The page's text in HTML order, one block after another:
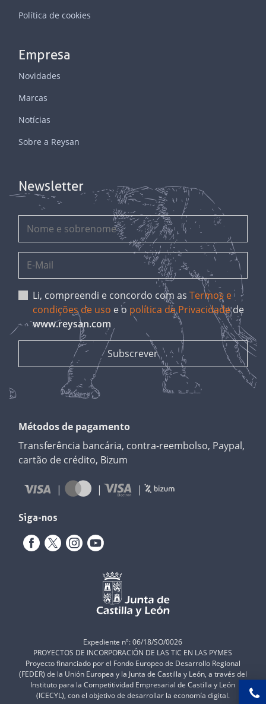
Política de cookies
Empresa
Novidades
Marcas
Notícias
Sobre a Reysan
Newsletter
Li, compreendi e concordo com asTermos e
condições de uso e o política de Privacidadede
www.reysan.com
Métodos de pagamento
Transferência bancária, contra-reembolso, Paypal,
cartão de crédito, Bizum
Siga-nos
Expediente nº: 06/18/SO/0026
PROYECTOS DE INCORPORACIÓN DE LAS TIC EN LAS PYMES
Proyecto financiado por el Fondo Europeo de Desarrollo Regional
(FEDER) de la Unión Europea y la Junta de Castilla y León, a través del
Instituto para la Competitividad Empresarial de Castilla y León
(ICECYL), con el objetivo de desarrollar la economía digital.